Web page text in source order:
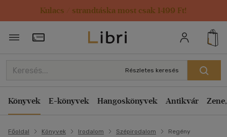
Kulacs / strandtáska most csak 1499 Ft!
Törzsvásárlói Kártya adatai
Részletes keresés
Könyvek E-könyvek Hangoskönyvek Antikvár
Főoldal Könyvek Irodalom Szépirodalom Regény